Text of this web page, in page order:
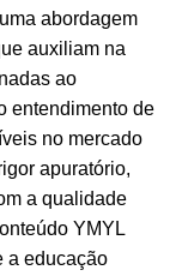
abordagem
auxiliam na
ao
entendimento de
no mercado
apuratório,
a qualidade
YMYL
a educação